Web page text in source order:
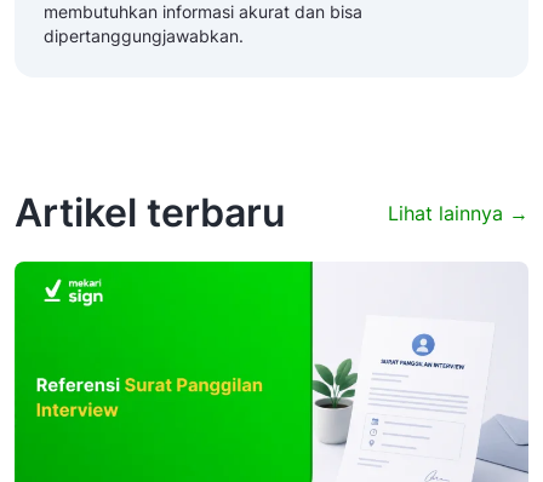
membutuhkan informasi akurat dan bisa
dipertanggungjawabkan.
Artikel terbaru Lihat lainnya →